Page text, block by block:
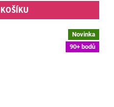
Novinka
90+ bodů